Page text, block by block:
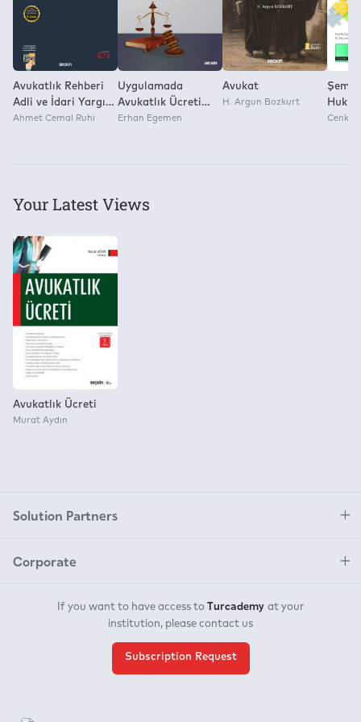
Avukatlık Rehberi
Adli ve İdari Yargı
Alanında Avukatlar
Ahmet Cemal Ruhi
Uygulamada
Avukatlık Ücreti
Uygulamadan
Erhan Egemen
Avukat
H. Argun Bozkurt
Cenk
Your Latest Views
Avukatlık Ücreti
Murat Aydın
Solution Partners
Corporate
If you want to have access to Turcademy at your
institution, please contact us
Subscription Request